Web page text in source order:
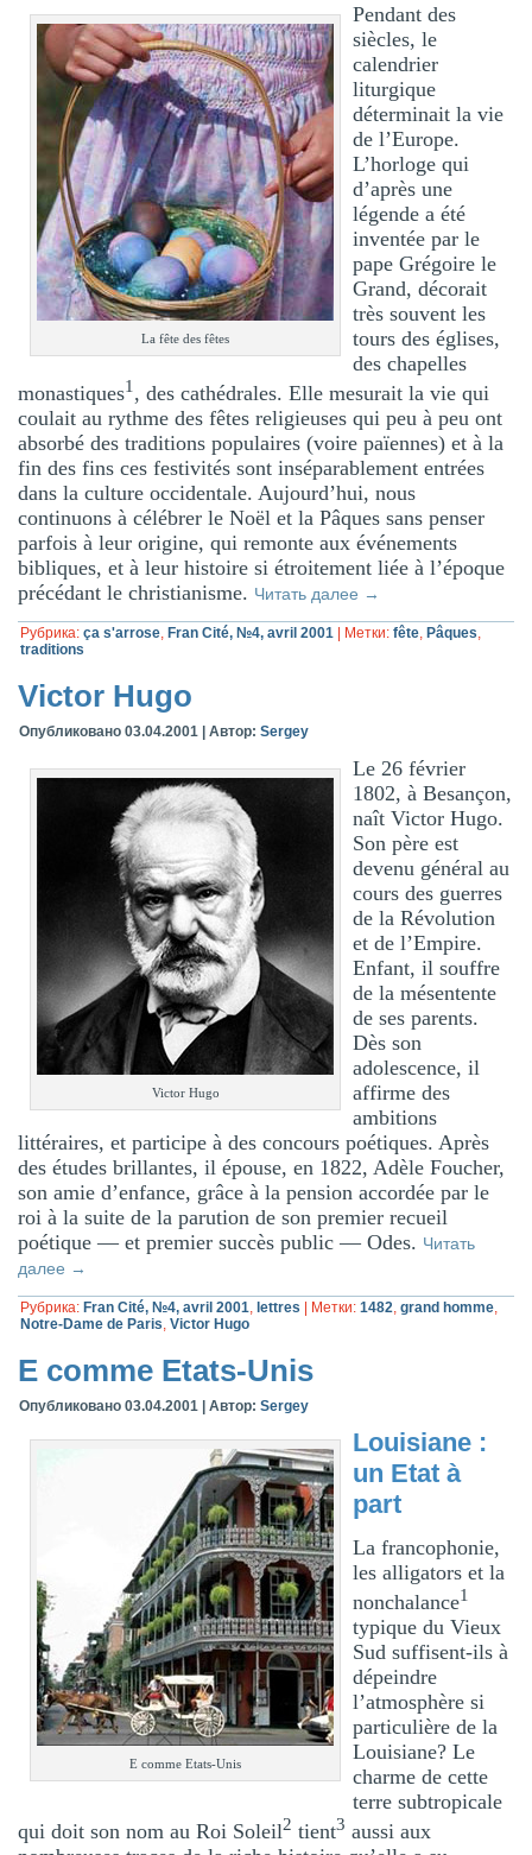
La fête des fêtes
Pendant des
siècles, le
calendrier
liturgique
déterminait la vie
de l’Europe.
L’horloge qui
d’après une
légende a été
inventée par le
pape Grégoire le
Grand, décorait
très souvent les
tours des églises,
des chapelles
monastiques1 , des cathédrales. Elle mesurait la vie qui
coulait au rythme des fêtes religieuses qui peu à peu ont
absorbé des traditions populaires (voire païennes) et à la
fin des fins ces festivités sont inséparablement entrées
dans la culture occidentale. Aujourd’hui, nous
continuons à célébrer le Noël et la Pâques sans penser
parfois à leur origine, qui remonte aux événements
bibliques, et à leur histoire si étroitement liée à l’époque
précédant le christianisme. Читать далее →
Рубрика: ça s'arrose, Fran Cité, №4, avril 2001 Метки: fête, Pâques,
traditions
Victor Hugo
Опубликовано 03.04.2001 |Автор: Sergey
Victor Hugo
Le 26 février
1802, à Besançon,
naît Victor Hugo.
Son père est
devenu général au
cours des guerres
de la Révolution
et de l’Empire.
Enfant, il souffre
de la mésentente
de ses parents.
Dès son
adolescence, il
affirme des
ambitions
littéraires, et participe à des concours poétiques. Après
des études brillantes, il épouse, en 1822, Adèle Foucher,
son amie d’enfance, grâce à la pension accordée par le
roi à la suite de la parution de son premier recueil
poétique — et premier succès public — Odes. Читать
далее →
Рубрика: Fran Cité, №4, avril 2001, lettres Метки: 1482,grand homme,
Notre-Dame de Paris,Victor Hugo
E comme Etats-Unis
Опубликовано 03.04.2001 |Автор: Sergey
E comme Etats-Unis
Louisiane :
un Etat à
part
La francophonie,
les alligators et la
nonchalance1
typique du Vieux
Sud suffisent-ils à
dépeindre
l’atmosphère si
particulière de la
Louisiane? Le
charme de cette
terre subtropicale
qui doit son nom au Roi Soleil2 tient3 aussi aux